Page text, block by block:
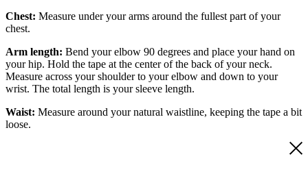
Chest: Measure under your arms around the fullest part of your
chest.
Arm length: Bend your elbow 90 degrees and place your hand on
your hip. Hold the tape at the center of the back of your neck.
Measure across your shoulder to your elbow and down to your
wrist. The total length is your sleeve length.
Waist: Measure around your natural waistline, keeping the tape a bit
loose.